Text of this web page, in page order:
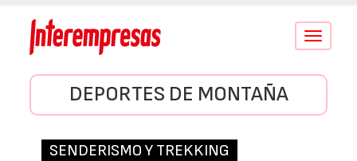
Conmutar
DEPORTES DE MONTAÑA
SENDERISMO Y TREKKING